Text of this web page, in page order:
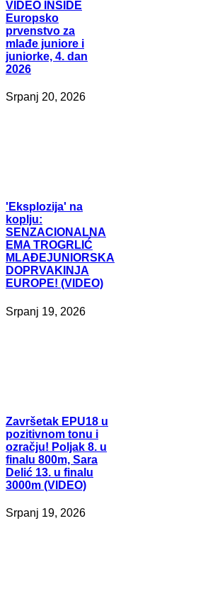
VIDEO INSIDE
Europsko
prvenstvo za
mlađe juniore i
juniorke, 4. dan
2026
Srpanj 20, 2026
'Eksplozija' na
koplju:
SENZACIONALNA
EMA TROGRLIĆ
MLAĐEJUNIORSKA
DOPRVAKINJA
EUROPE! (VIDEO)
Srpanj 19, 2026
Završetak EPU18 u
pozitivnom tonu i
ozračju! Poljak 8. u
finalu 800m, Sara
Delić 13. u finalu
3000m (VIDEO)
Srpanj 19, 2026